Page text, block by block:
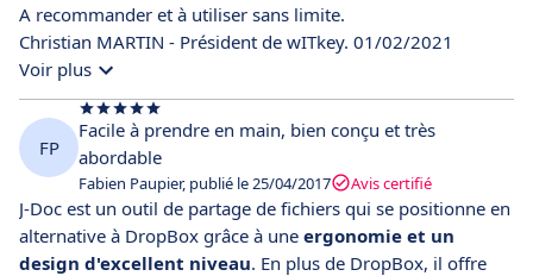
A recommander et à utiliser sans limite.
Christian MARTIN - Président de wITkey. 01/02/2021
Voir plus
FP
Facile à prendre en main, bien conçu et très
abordable
Fabien Paupier, publié le 25/04/2017 Avis certifié
J-Doc est un outil de partage de fichiers qui se positionne en
alternative à DropBox grâce à une ergonomie et un
design d'excellent niveau. En plus de DropBox, il offre